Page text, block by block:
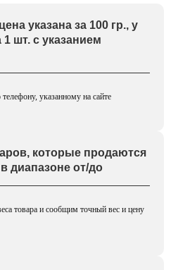
указана за 100 гр., у
1 шт. с указанием
указанному на сайте
которые продаются
диапазоне от/до
товара и сообщим точный вес и цену